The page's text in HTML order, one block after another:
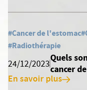
#Cancer de l'estomac
#Radiothérapie
24/12/2023
Quels
cancer
En savoir plus